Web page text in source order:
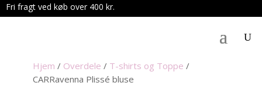
Fri fragt ved køb over 400 kr.
Hjem / Overdele / T-shirts og Toppe /
CARRavenna Plissé bluse